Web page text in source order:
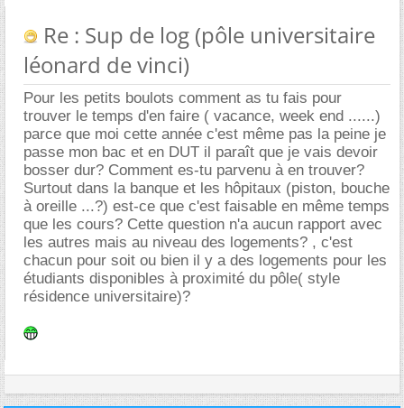
Re : Sup de log (pôle universitaire
léonard de vinci)
Pour les petits boulots comment as tu fais pour
trouver le temps d'en faire ( vacance, week end ......)
parce que moi cette année c'est même pas la peine je
passe mon bac et en DUT il paraît que je vais devoir
bosser dur? Comment es-tu parvenu à en trouver?
Surtout dans la banque et les hôpitaux (piston, bouche
à oreille ...?) est-ce que c'est faisable en même temps
que les cours? Cette question n'a aucun rapport avec
les autres mais au niveau des logements? , c'est
chacun pour soit ou bien il y a des logements pour les
étudiants disponibles à proximité du pôle( style
résidence universitaire)?